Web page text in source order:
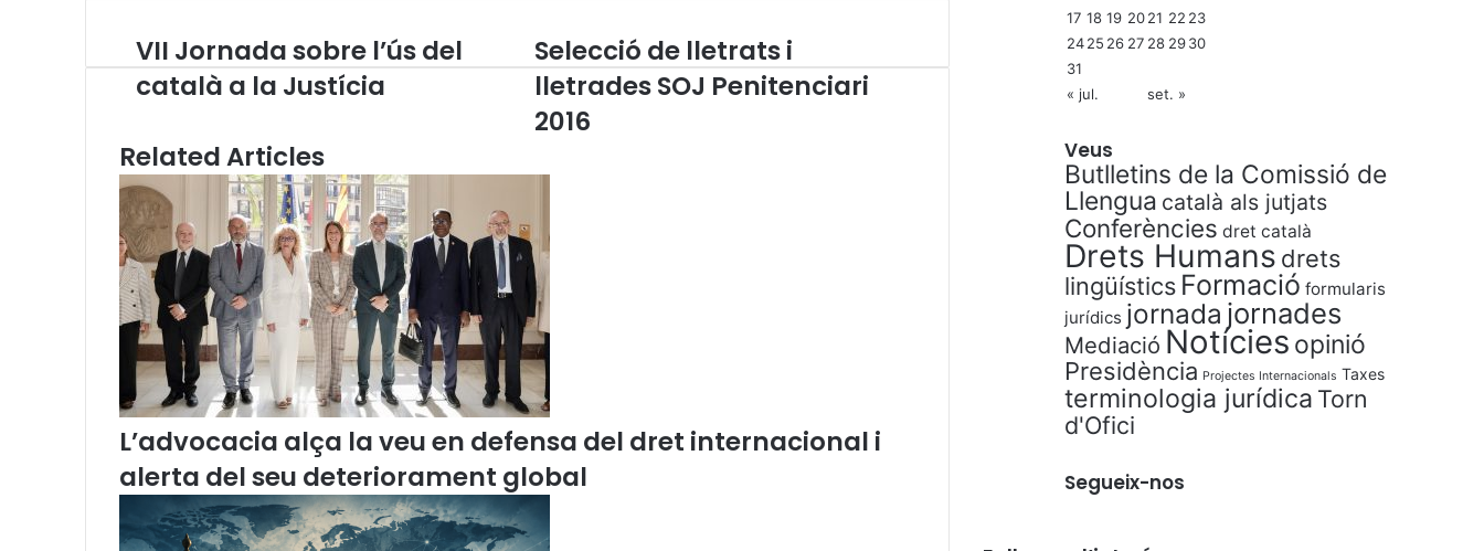
p
p
m
A
g
r
a
e
v
i
m
a
i
l
t
V
I
I
r
n
a
d
a
s
o
b
r
e
l
’
ú
d
VII Jornada sobre l’ús del
català a la Justícia
S
e
e
e
l
l
e
t
r
a
t
s
l
Selecció de lletrats i
lletrades SOJ Penitenciari
2016
Related Articles
L’advocacia alça la veu en defensa del dret internacional i
alerta del seu deteriorament global
17 18 19 2021 22 23
2425 26 27 28 2930
31
« jul.
set. »
Veus
Butlletins de la Comissió de
Llengua català als jutjats
Conferències dret català
Drets Humans drets
lingüístics Formació formularis
jurídics jornada jornades
Mediació Notícies opinió
Presidència Projectes Internacionals Taxes
terminologia jurídica Torn
d'Ofici
Segueix-nos